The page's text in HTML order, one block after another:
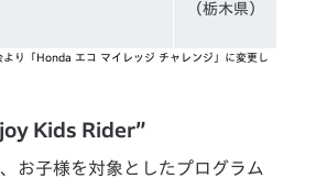
（栃木県）
り「Honda エコ マイレッジ チャレンジ」に変更し
Kids Rider”
お子様を対象としたプログラム